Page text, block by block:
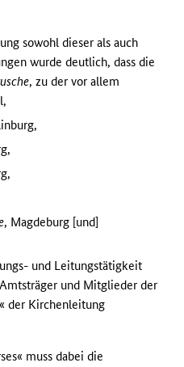
sowohl dieser als auch
wurde deutlich, dass die
, zu der vor allem
, Magdeburg [und]
und Leitungstätigkeit
und Mitglieder der
der Kirchenleitung
muss dabei die